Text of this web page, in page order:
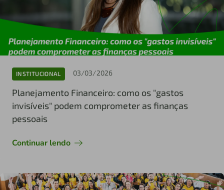
INSTITUCIONAL 03/03/2026
Planejamento Financeiro: como os "gastos
invisíveis" podem comprometer as finanças
pessoais
Continuar lendo